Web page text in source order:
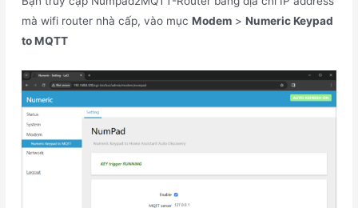
mà wifi router nhà cấp, vào mụcModem >Numeric Keypad
to MQTT